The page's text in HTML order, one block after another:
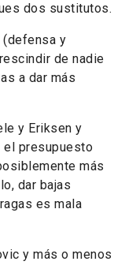
dos sustitutos.
(defensa y
de nadie
a dar más
y Eriksen y
el presupuesto
más
dar bajas
es mala
y más o menos